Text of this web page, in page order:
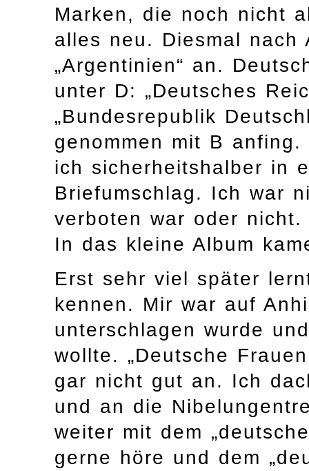
Marken, die noch nicht
alles neu. Diesmal
„Argentinien“ an.
unter D: „Deutsches
„Bundesrepublik
genommen mit B
ich sicherheitshalber in
Briefumschlag. Ich war
verboten war oder nicht.
In das kleine Album
Erst sehr viel später
kennen. Mir war auf
unterschlagen wurde
wollte. „Deutsche
gar nicht gut an. Ich
und an die
weiter mit dem
gerne höre und dem